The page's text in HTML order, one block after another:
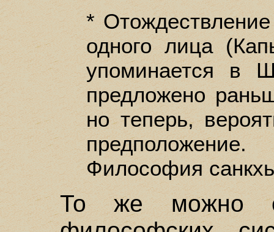
*
одного лица
упоминается в
предложено
но теперь,
Философия
То же можно